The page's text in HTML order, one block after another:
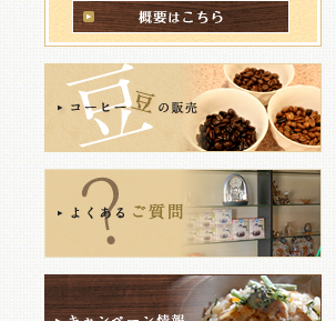
質の良いコーヒーを1日5、6杯飲むこ
とをお薦めします。 健康こそ最高の財
産と言います。